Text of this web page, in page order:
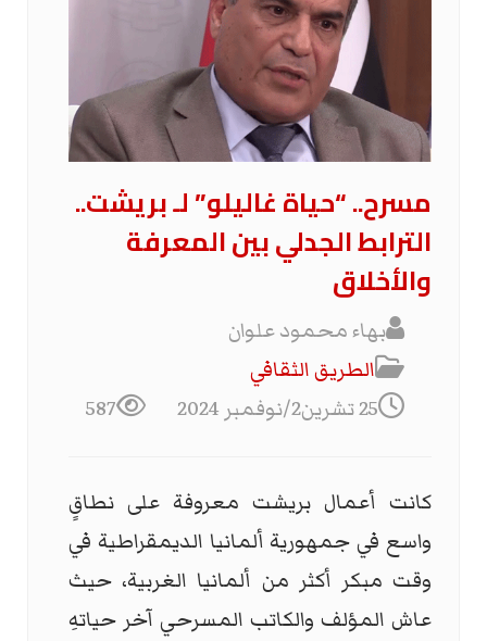
مسرح.. “حياة غاليلو” لـ بريشت..
الترابط الجدلي بين المعرفة
والأخلاق
بهاء محمود علوان
الطریق الثقافي
25 تشرين2/نوفمبر 2024
587
كانت أعمال بريشت معروفة على نطاقٍ
واسع في جمهورية ألمانيا الديمقراطية في
وقت مبكر أكثر من ألمانيا الغربية، حيث
عاش المؤلف والكاتب المسرحي آخر حياتهِ